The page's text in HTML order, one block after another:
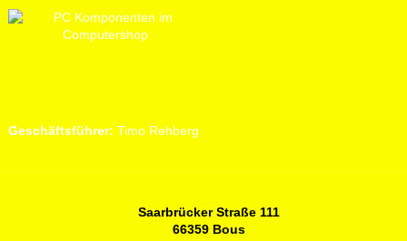
Geschäftsführer: Timo Rehberg
Saarbrücker Straße 111
66359 Bous